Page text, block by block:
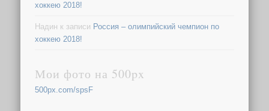
хоккею 2018!
Надин к записи Россия – олимпийский чемпион по
хоккею 2018!
Мои фото на 500px
500px.com/spsF